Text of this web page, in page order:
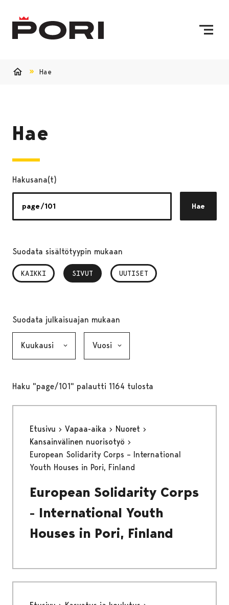
Hae
Hae
Hakusana(t)
Hae
Suodata sisältötyypin mukaan
KAIKKI SIVUT
, VALITTU UUTISET
Suodata julkaisuajan mukaan
Haku "page/101" palautti 1164 tulosta
Etusivu Vapaa-aika
Nuoret
Kansainvälinen nuorisotyö
European Solidarity Corps – International
Youth Houses in Pori, Finland
European Solidarity Corps
- International Youth
Houses in Pori, Finland